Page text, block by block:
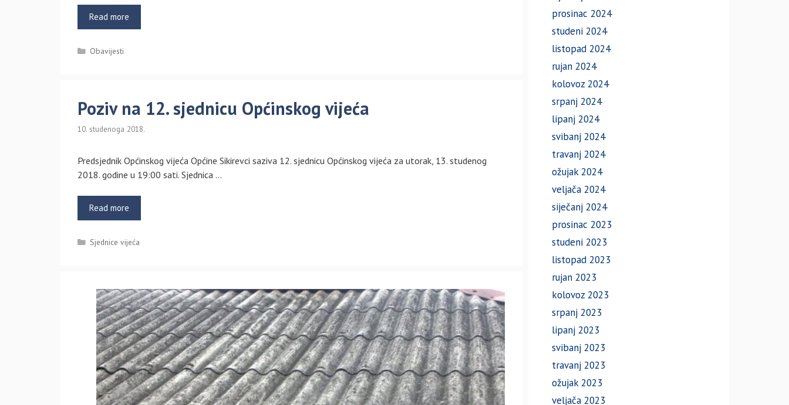
Read more
Kategorije
Obavijesti
Poziv na 12. sjednicu Općinskog vijeća
10. studenoga 2018.
Predsjednik Općinskog vijeća Općine Sikirevci saziva 12. sjednicu Općinskog vijeća za utorak, 13. studenog
2018. godine u 19:00 sati. Sjednica …
Read more
Kategorije
Sjednice vijeća
prosinac 2024
studeni 2024
listopad 2024
rujan 2024
kolovoz 2024
srpanj 2024
lipanj 2024
svibanj 2024
travanj 2024
ožujak 2024
veljača 2024
siječanj 2024
prosinac 2023
studeni 2023
listopad 2023
rujan 2023
kolovoz 2023
srpanj 2023
lipanj 2023
svibanj 2023
travanj 2023
ožujak 2023
veljača 2023